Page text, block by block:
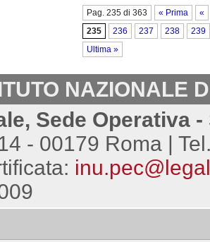
Pag. 235 di 363 « Prima
«
235
236 237 238
239
Ultima »
NAZIONALE
Sede Operativa
- 00179 Roma |